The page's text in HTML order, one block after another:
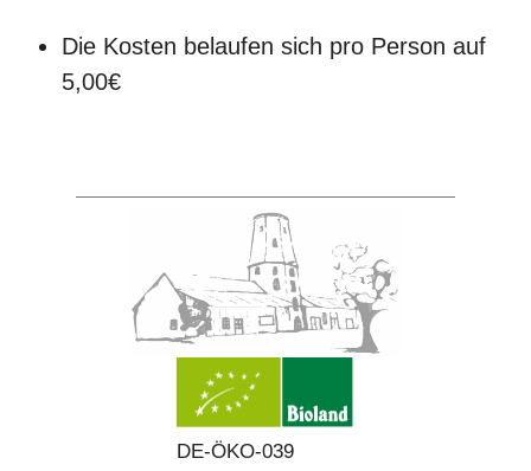
Die Kosten belaufen sich pro Person auf
5,00€
DE-ÖKO-039